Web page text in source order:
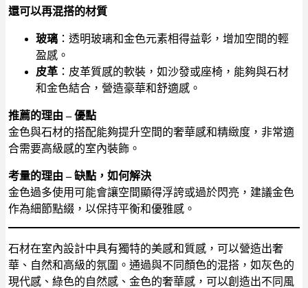
還可以再混搭的材質
玻璃 ：透明玻璃和金色元素相得益彰，增加空間的輕
盈感。
皮革 ：皮革質感的軟裝，如沙發或座椅，能夠與石材
和金色結合，營造豪華和舒適感。
推薦的理由 – 優點
金色與石材的搭配能夠提升空間的奢華感和精緻度，非常適
合需要高級感的室內裝飾。
考量的理由 – 缺點，如何解決
金色過多使用可能會讓空間顯得浮誇或過於閃亮，建議金色
作為細節點綴，以保持平衡和優雅感。
石材在室內設計中具有獨特的美感和質感，可以營造出奢
華、自然和高級的氛圍。通過與不同顏色的混搭，如灰色的
現代感、綠色的自然感、金色的奢華感，可以創造出不同風